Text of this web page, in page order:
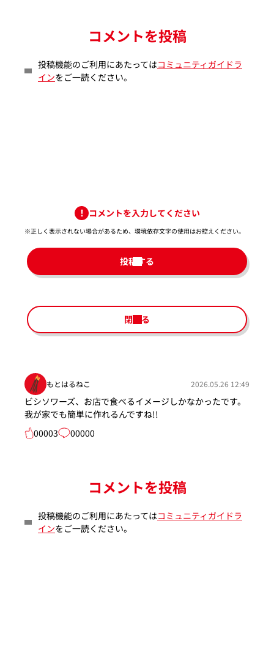
コメントを投稿
投稿機能のご利用にあたってはコミュニティガイドラ
インをご一読ください。
コメントを入力してください
※正しく表示されない場合があるため、環境依存文字の使用はお控えください。​
投稿する
閉じる
もとはるねこ 2026.05.26 12:49
ビシソワーズ、お店で食べるイメージしかなかったです。
我が家でも簡単に作れるんですね!!
00003
00000
コメントを投稿
投稿機能のご利用にあたってはコミュニティガイドラ
インをご一読ください。